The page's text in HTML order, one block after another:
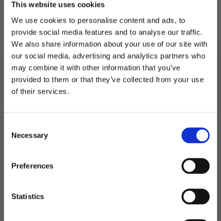
This website uses cookies
We use cookies to personalise content and ads, to
provide social media features and to analyse our traffic.
We also share information about your use of our site with
our social media, advertising and analytics partners who
may combine it with other information that you’ve
provided to them or that they’ve collected from your use
of their services.
Selection
Necessary
Preferences
Statistics
minner som er verdt å ta vare på.
Dette blir en bok som vil settes stor pris på
senere i livet.
På lager
Babyboken
-
blå
MELD DEG PÅ NYHETSBREVET